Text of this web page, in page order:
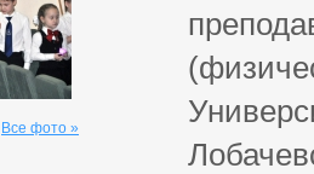
Все фото »